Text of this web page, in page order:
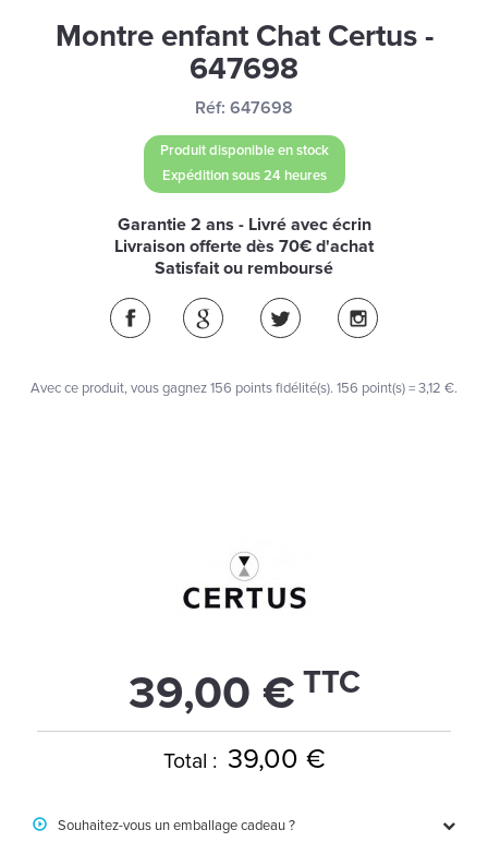
Montre enfant Chat Certus -
647698
Réf: 647698
Produit disponible en stock
Expédition sous 24 heures
Garantie 2 ans - Livré avec écrin
Livraison offerte dès 70€ d'achat
Satisfait ou remboursé
Avec ce produit, vous gagnez156 points fidélité(s). 156 point(s) =3,12 €.
39,00 € TTC
Total : 39,00 €
Souhaitez-vous un emballage cadeau ?